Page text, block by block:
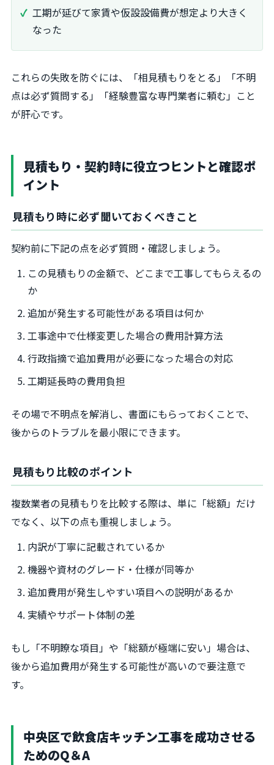
工期が延びて家賃や仮設設備費が想定より大きく
なった
これらの失敗を防ぐには、「相見積もりをとる」「不明
点は必ず質問する」「経験豊富な専門業者に頼む」こと
が肝心です。
見積もり・契約時に役立つヒントと確認ポ
イント
見積もり時に必ず聞いておくべきこと
契約前に下記の点を必ず質問・確認しましょう。
この見積もりの金額で、どこまで工事してもらえるの
か
追加が発生する可能性がある項目は何か
工事途中で仕様変更した場合の費用計算方法
行政指摘で追加費用が必要になった場合の対応
工期延長時の費用負担
その場で不明点を解消し、書面にもらっておくことで、
後からのトラブルを最小限にできます。
見積もり比較のポイント
複数業者の見積もりを比較する際は、単に「総額」だけ
でなく、以下の点も重視しましょう。
内訳が丁寧に記載されているか
機器や資材のグレード・仕様が同等か
追加費用が発生しやすい項目への説明があるか
実績やサポート体制の差
もし「不明瞭な項目」や「総額が極端に安い」場合は、
後から追加費用が発生する可能性が高いので要注意で
す。
中央区で飲食店キッチン工事を成功させる
ためのQ＆A